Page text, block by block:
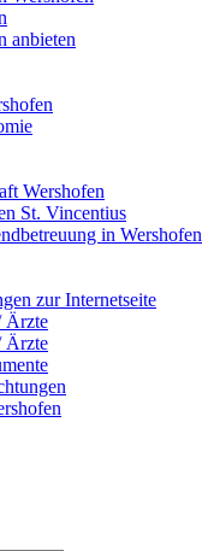
anbieten
Wershofen
St. Vincentius
in Wershofen
zur Internetseite
Ärzte
Ärzte